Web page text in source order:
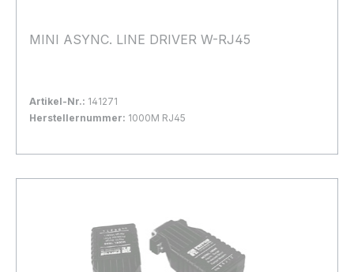
MINI ASYNC. LINE DRIVER W-RJ45
Artikel-Nr.: 141271
Herstellernummer: 1000M RJ45
In den Warenkorb